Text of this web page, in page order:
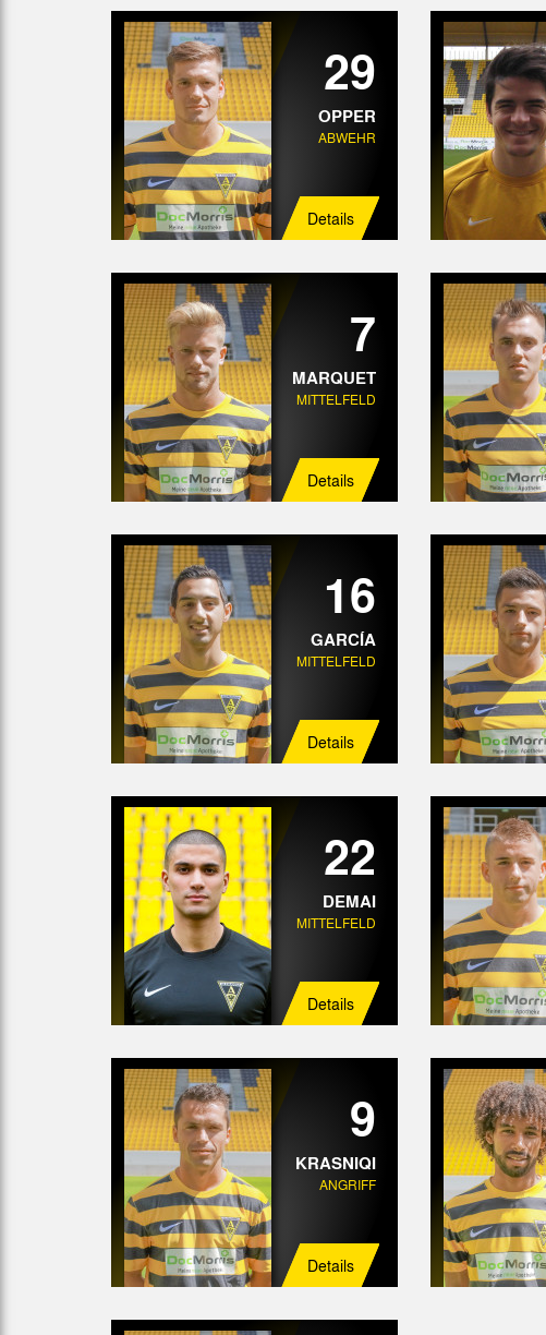
29
OPPER
ABWEHR
Details
7
MARQUET
MITTELFELD
Details
16
GARCÍA
MITTELFELD
Details
22
DEMAI
MITTELFELD
Details
9
KRASNIQI
ANGRIFF
Details